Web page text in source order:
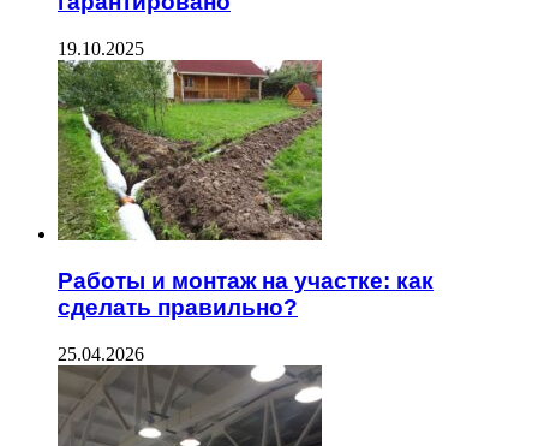
19.10.2025
Работы и монтаж на участке: как
сделать правильно?
25.04.2026